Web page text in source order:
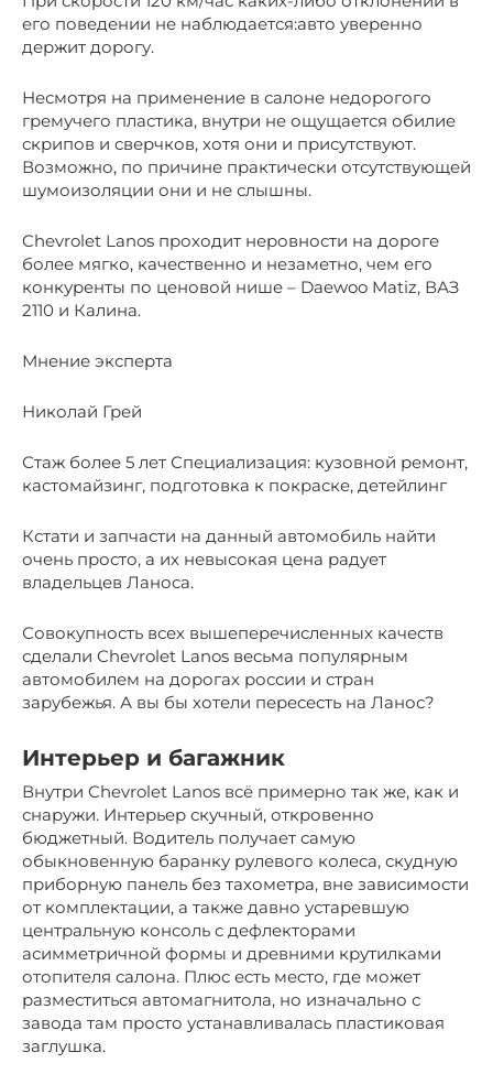
его поведении не наблюдается:авто уверенно
держит дорогу.
Несмотря на применение в салоне недорогого
гремучего пластика, внутри не ощущается обилие
скрипов и сверчков, хотя они и присутствуют.
Возможно, по причине практически отсутствующей
шумоизоляции они и не слышны.
Chevrolet Lanos проходит неровности на дороге
более мягко, качественно и незаметно, чем его
конкуренты по ценовой нише – Daewoo Matiz, ВАЗ
2110 и Калина.
Мнение эксперта
Николай Грей
Стаж более 5 лет Специализация: кузовной ремонт,
кастомайзинг, подготовка к покраске, детейлинг
Кстати и запчасти на данный автомобиль найти
очень просто, а их невысокая цена радует
владельцев Ланоса.
Совокупность всех вышеперечисленных качеств
сделали Chevrolet Lanos весьма популярным
автомобилем на дорогах россии и стран
зарубежья. А вы бы хотели пересесть на Ланос?
Интерьер и багажник
Внутри Chevrolet Lanos всё примерно так же, как и
снаружи. Интерьер скучный, откровенно
бюджетный. Водитель получает самую
обыкновенную баранку рулевого колеса, скудную
приборную панель без тахометра, вне зависимости
от комплектации, а также давно устаревшую
центральную консоль с дефлекторами
асимметричной формы и древними крутилками
отопителя салона. Плюс есть место, где может
разместиться автомагнитола, но изначально с
завода там просто устанавливалась пластиковая
заглушка.